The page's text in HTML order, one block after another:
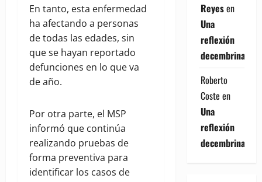
En tanto, esta enfermedad
ha afectando a personas
de todas las edades, sin
que se hayan reportado
defunciones en lo que va
de año.
Por otra parte, el MSP
informó que continúa
realizando pruebas de
forma preventiva para
identificar los casos de
Reyesen
Una
reflexión
decembrina
Roberto
Coste en
Una
reflexión
decembrina